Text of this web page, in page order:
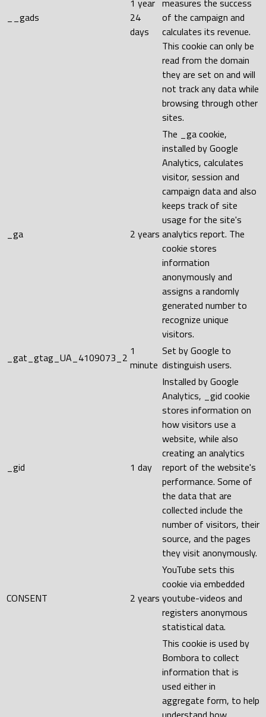
__gads
1 year
24
days
measures the success
of the campaign and
calculates its revenue.
This cookie can only be
read from the domain
they are set on and will
not track any data while
browsing through other
sites.
_ga 2 years
The _ga cookie,
installed by Google
Analytics, calculates
visitor, session and
campaign data and also
keeps track of site
usage for the site's
analytics report. The
cookie stores
information
anonymously and
assigns a randomly
generated number to
recognize unique
visitors.
_gat_gtag_UA_4109073_2 1
minute
Set by Google to
distinguish users.
_gid 1 day
Installed by Google
Analytics, _gid cookie
stores information on
how visitors use a
website, while also
creating an analytics
report of the website's
performance. Some of
the data that are
collected include the
number of visitors, their
source, and the pages
they visit anonymously.
CONSENT 2 years
YouTube sets this
cookie via embedded
youtube-videos and
registers anonymous
statistical data.
This cookie is used by
Bombora to collect
information that is
used either in
aggregate form, to help